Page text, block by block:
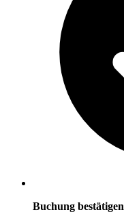
Buchung bestätigen